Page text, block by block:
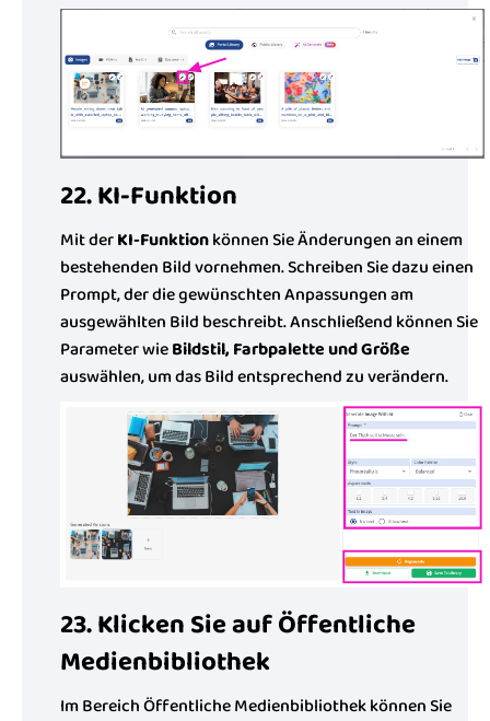
22. KI-Funktion
Mit derKI-Funktionkönnen Sie Änderungen an einem
bestehenden Bild vornehmen. Schreiben Sie dazu einen
Prompt, der die gewünschten Anpassungen am
ausgewählten Bild beschreibt. Anschließend können Sie
Parameter wieBildstil, Farbpalette und Größe
auswählen, um das Bild entsprechend zu verändern.
23. Klicken Sie auf Öffentliche
Medienbibliothek
Im Bereich Öffentliche Medienbibliothek können Sie